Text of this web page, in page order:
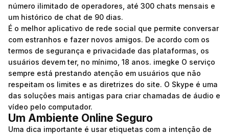
número ilimitado de operadores, até 300 chats mensais e
um histórico de chat de 90 dias.
É o melhor aplicativo de rede social que permite conversar
com estranhos e fazer novos amigos. De acordo com os
termos de segurança e privacidade das plataformas, os
usuários devem ter, no mínimo, 18 anos. imegke O serviço
sempre está prestando atenção em usuários que não
respeitam os limites e as diretrizes do site. O Skype é uma
das soluções mais antigas para criar chamadas de áudio e
vídeo pelo computador.
Um Ambiente Online Seguro
Uma dica importante é usar etiquetas com a intenção de